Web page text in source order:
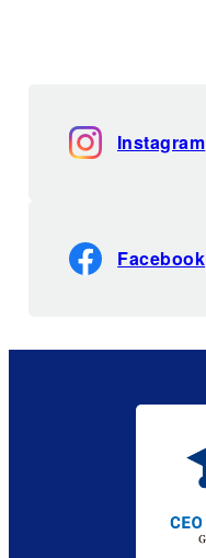
Instagram
Facebook